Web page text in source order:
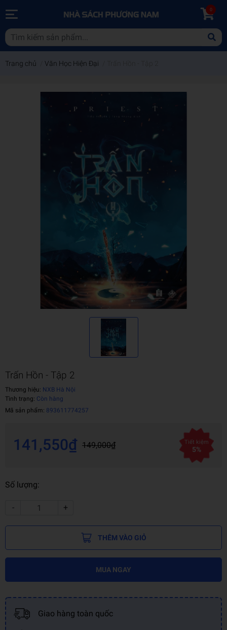
0
Trang chủ Văn Học Hiện Đại
Trấn Hồn - Tập 2
Thương hiệu: NXB Hà Nội
Tình trạng: Còn hàng
Mã sản phẩm: 893611774257
141,550₫ 149,000₫ Tiết kiệm
5%
Số lượng:
- +
THÊM VÀO GIỎ
MUA NGAY
Giao hàng toàn quốc